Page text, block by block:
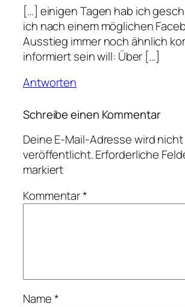
[…] einigen Tagen hab ich
ich nach einem möglichen
Ausstieg immer noch ähnlich
informiert sein will: Über […]
Antworten
Schreibe einen Kommentar
Deine E-Mail-Adresse wird nicht
veröffentlicht.Erforderliche
markiert
Kommentar*
Name*